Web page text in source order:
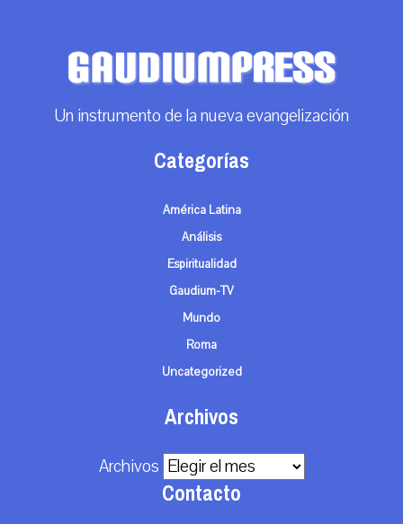
Un instrumento de la nueva evangelización
Categorías
América Latina
Análisis
Espiritualidad
Gaudium-TV
Mundo
Roma
Uncategorized
Archivos
Archivos
Contacto